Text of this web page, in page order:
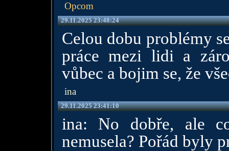
Opcom
29.11.2025 23:48:24
Celou dobu problémy
práce mezi lidi a
vůbec a bojim se, že
ina
29.11.2025 23:41:10
ina: No dobře, ale
nemusela? Pořád byly